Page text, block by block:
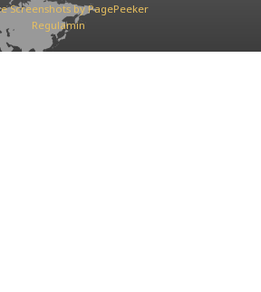
Screenshots by PagePeeker
Regulamin